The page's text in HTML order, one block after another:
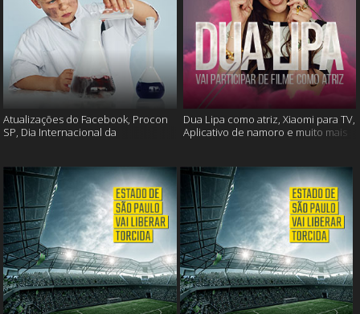
Atualizações do Facebook, Procon
SP, Dia Internacional da
Dua Lipa como atriz, Xiaomi para TV,
Aplicativo de namoro e muito mais